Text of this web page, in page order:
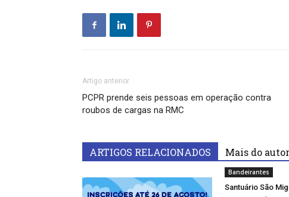
Artigo anterior
PCPR prende seis pessoas em operação contra
roubos de cargas na RMC
ARTIGOS RELACIONADOS Mais do autor
Bandeirantes
Santuário São